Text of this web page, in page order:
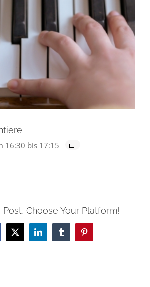
16:30 bis 17:15
Post, Choose Your Platform!
X LinkedInTumblrPinterest